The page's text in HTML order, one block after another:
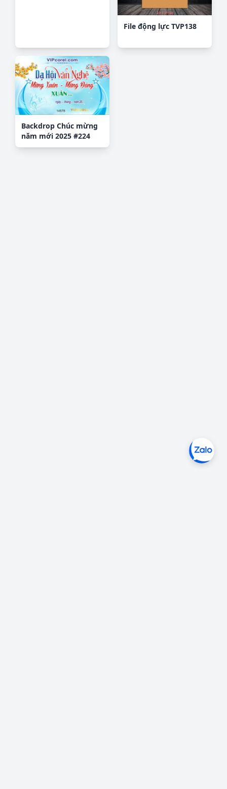
File động lực TVP138
Backdrop Chúc mừng
năm mới 2025 #224
file corel